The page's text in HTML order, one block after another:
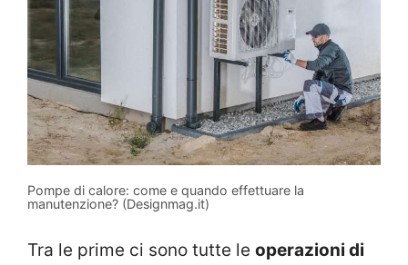
Pompe di calore: come e quando effettuare la
manutenzione? (Designmag.it)
Tra le prime ci sono tutte le operazioni di